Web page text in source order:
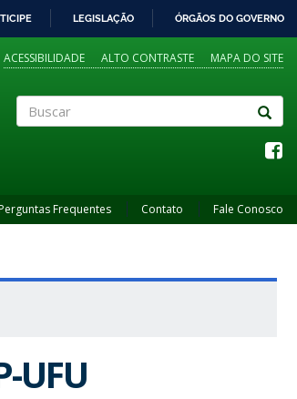
LEGISLAÇÃO ÓRGÃOS DO GOVERNO
ACESSIBILIDADE ALTO CONTRASTE MAPA DO SITE
Perguntas Frequentes Contato Fale Conosco
UFU